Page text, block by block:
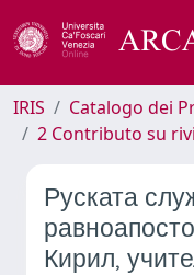
IRIS
Catalogo dei
2 Contributo su
Руската
Кирил,